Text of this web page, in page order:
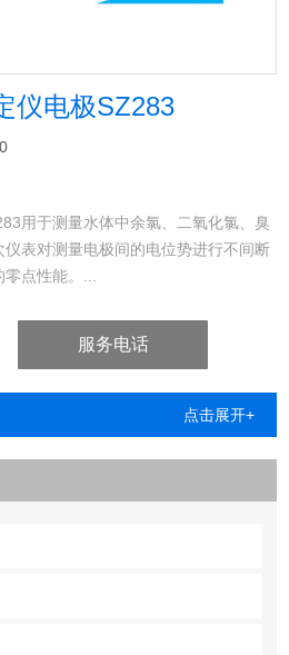
仪电极SZ283
用于测量水体中余氯、二氧化氯、臭
表对测量电极间的电位势进行不间断
点性能。...
服务电话
点击展开+